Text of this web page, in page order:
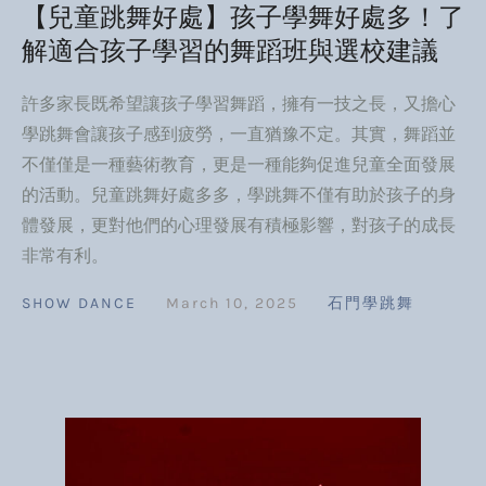
【兒童跳舞好處】孩子學舞好處多！了
解適合孩子學習的舞蹈班與選校建議
許多家長既希望讓孩子學習舞蹈，擁有一技之長，又擔心
學跳舞會讓孩子感到疲勞，一直猶豫不定。其實，舞蹈並
不僅僅是一種藝術教育，更是一種能夠促進兒童全面發展
的活動。兒童跳舞好處多多，學跳舞不僅有助於孩子的身
體發展，更對他們的心理發展有積極影響，對孩子的成長
非常有利。
SHOW DANCE March 10, 2025 石門學跳舞